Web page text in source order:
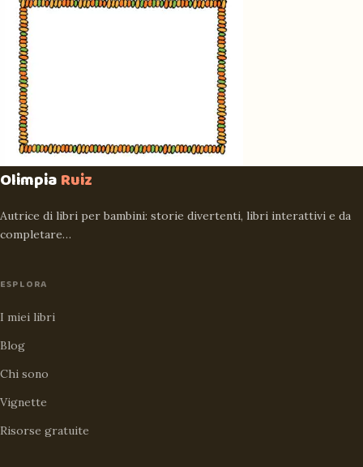
OlimpiaRuiz
Autrice di libri per bambini: storie divertenti, libri interattivi e da
completare…
ESPLORA
I miei libri
Blog
Chi sono
Vignette
Risorse gratuite